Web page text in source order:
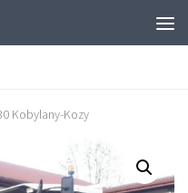
Kobylany-Kozy